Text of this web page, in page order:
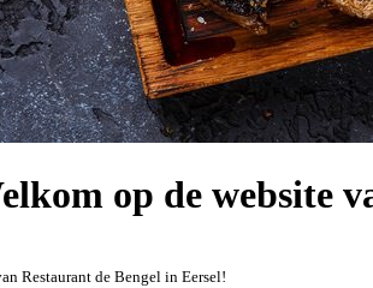
op de website
Restaurant de Bengel in Eersel!